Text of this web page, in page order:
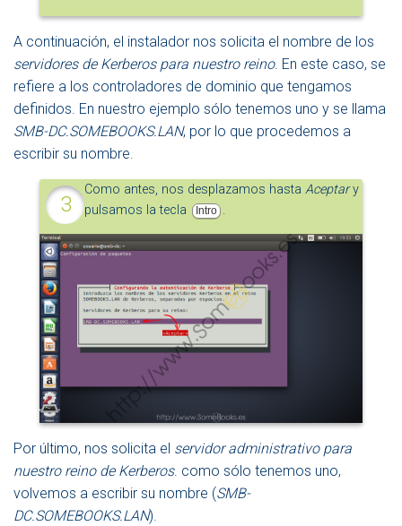
A continuación, el instalador nos solicita el nombre de los
servidores de Kerberos para nuestro reino. En este caso, se
refiere a los controladores de dominio que tengamos
definidos. En nuestro ejemplo sólo tenemos uno y se llama
SMB-DC.SOMEBOOKS.LAN, por lo que procedemos a
escribir su nombre.
Como antes, nos desplazamos hastaAceptary
pulsamos la tecla
Intro .
Por último, nos solicita el servidor administrativo para
nuestro reino de Kerberos. como sólo tenemos uno,
volvemos a escribir su nombre (SMB-
DC.SOMEBOOKS.LAN).